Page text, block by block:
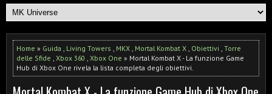
Home » Guida , Living Towers , MKX , Mortal Kombat X , Obiettivi , Torre
delle Sfide , Xbox 360 , Xbox One » Mortal Kombat X - La funzione Game
Hub di Xbox One rivela la lista completa degli obiettivi.